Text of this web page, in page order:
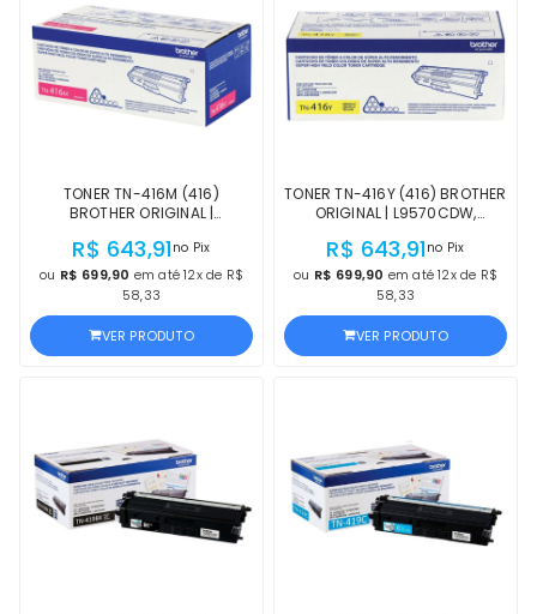
TONER TN-416M (416)
BROTHER ORIGINAL |
L8360CDW, MFC-L8900CDW
MAGENTA | PRODUTO OFICIAL
BROTHER, COM NF E
PROCEDÊNCIA
R$ 643,91no Pix
ou R$ 699,90 em até 12x de R$
58,33
VER PRODUTO
TONER TN-416Y (416) BROTHER
ORIGINAL | L9570CDW,
MFC-L8900CDW AMARELO |
PRODUTO OFICIAL BROTHER,
COM NF E PROCEDÊNCIA
R$ 643,91no Pix
ou R$ 699,90 em até 12x de R$
58,33
VER PRODUTO